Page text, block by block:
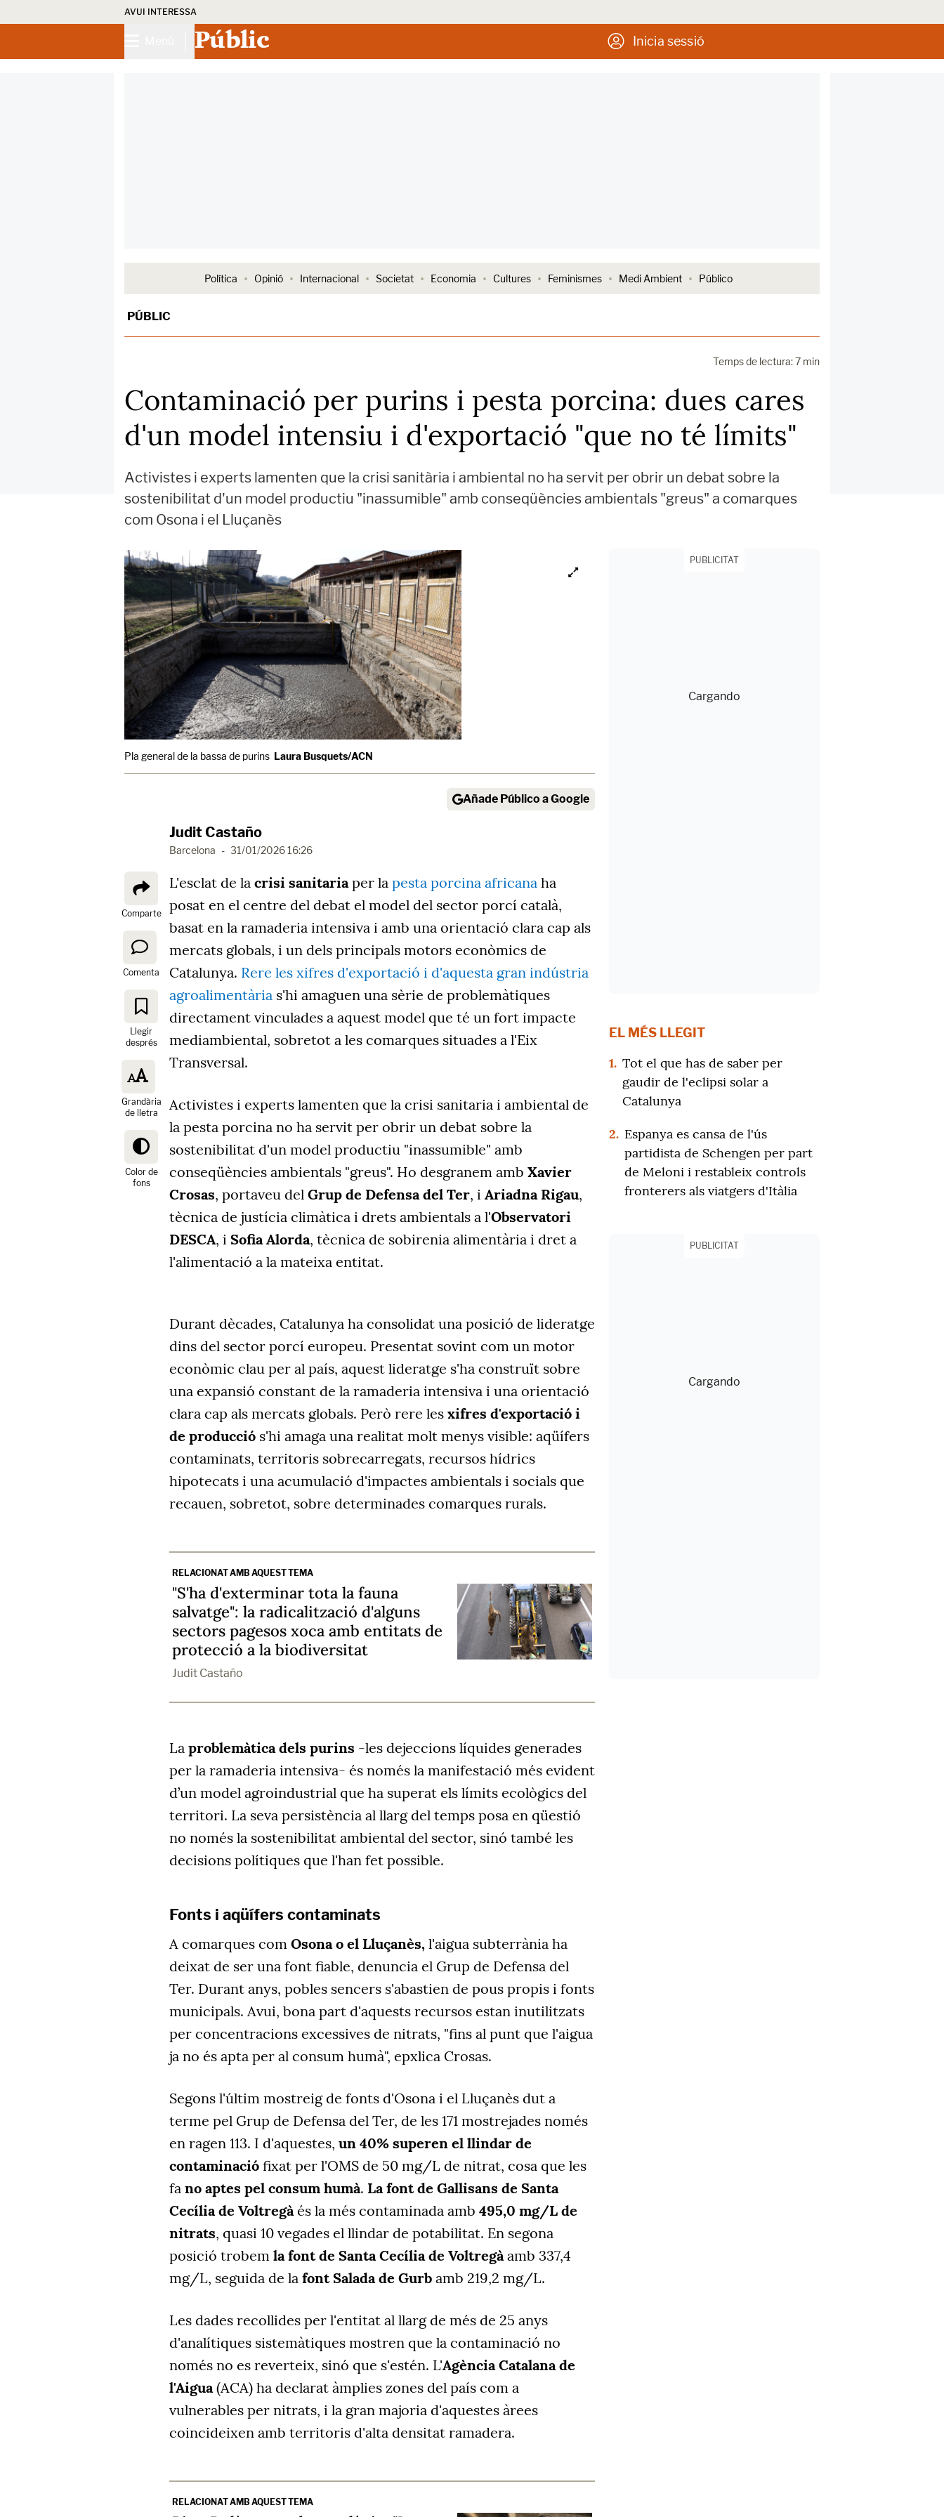
AVUI INTERESSA
Públic Inicia sessió
Política Opinió Internacional Societat Economia Cultures Feminismes Medi Ambient Público
PÚBLIC
Temps de lectura: 7 min
Contaminació per purins i pesta porcina: dues cares
d'un model intensiu i d'exportació "que no té límits"
Activistes i experts lamenten que la crisi sanitària i ambiental no ha servit per obrir un debat sobre la
sostenibilitat d'un model productiu "inassumible" amb conseqüències ambientals "greus" a comarques
com Osona i el Lluçanès
Pla general de la bassa de purins Laura Busquets/ACN
Añade Público a Google
Judit Castaño
Barcelona - 31/01/2026 16:26
Comparte
Comenta
Llegir
després
Grandària
de lletra
Color de
fons
L'esclat de la crisi sanitariaper la pesta porcina africana ha
posat en el centre del debat el model del sector porcí català,
basat en la ramaderia intensiva i amb una orientació clara cap als
mercats globals, i un dels principals motors econòmics de
Catalunya. Rere les xifres d'exportació i d'aquesta gran indústria
agroalimentària s'hi amaguen una sèrie de problemàtiques
directament vinculades a aquest model que té un fort impacte
mediambiental, sobretot a les comarques situades a l'Eix
Transversal.
Activistes i experts lamenten que la crisi sanitaria i ambiental de
la pesta porcina no ha servit per obrir un debat sobre la
sostenibilitat d'un model productiu "inassumible" amb
conseqüències ambientals "greus". Ho desgranem amb Xavier
Crosas, portaveu del Grup de Defensa del Ter, i Ariadna Rigau,
tècnica de justícia climàtica i drets ambientals a l'Observatori
DESCA, i Sofia Alorda, tècnica de sobirenia alimentària i dret a
l'alimentació a la mateixa entitat.
Durant dècades, Catalunya ha consolidat una posició de lideratge
dins del sector porcí europeu. Presentat sovint com un motor
econòmic clau per al país, aquest lideratge s'ha construït sobre
una expansió constant de la ramaderia intensiva i una orientació
clara cap als mercats globals. Però rere les xifres d'exportació i
de producció s'hi amaga una realitat molt menys visible: aqüífers
contaminats, territoris sobrecarregats, recursos hídrics
hipotecats i una acumulació d'impactes ambientals i socials que
recauen, sobretot, sobre determinades comarques rurals.
RELACIONAT AMB AQUEST TEMA
"S'ha d'exterminar tota la fauna
salvatge": la radicalització d'alguns
sectors pagesos xoca amb entitats de
protecció a la biodiversitat
Judit Castaño
La problemàtica dels purins -les dejeccions líquides generades
per la ramaderia intensiva- és només la manifestació més evident
d’un model agroindustrial que ha superat els límits ecològics del
territori. La seva persistència al llarg del temps posa en qüestió
no només la sostenibilitat ambiental del sector, sinó també les
decisions polítiques que l'han fet possible.
Fonts i aqüífers contaminats
A comarques com Osona o el Lluçanès, l'aigua subterrània ha
deixat de ser una font fiable, denuncia el Grup de Defensa del
Ter. Durant anys, pobles sencers s'abastien de pous propis i fonts
municipals. Avui, bona part d'aquests recursos estan inutilitzats
per concentracions excessives de nitrats, "fins al punt que l'aigua
ja no és apta per al consum humà", epxlica Crosas.
Segons l'últim mostreig de fonts d'Osona i el Lluçanès dut a
terme pel Grup de Defensa del Ter, de les 171 mostrejades només
en ragen 113. I d'aquestes, un 40% superen el llindar de
contaminació fixat per l'OMS de 50 mg/L de nitrat, cosa que les
fa no aptes pel consum humà. La font de Gallisans de Santa
Cecília de Voltregàés la més contaminada amb 495,0 mg/L de
nitrats, quasi 10 vegades el llindar de potabilitat. En segona
posició trobem la font de Santa Cecília de Voltregàamb 337,4
mg/L, seguida de la font Salada de Gurb amb 219,2 mg/L.
Les dades recollides per l'entitat al llarg de més de 25 anys
d'analítiques sistemàtiques mostren que la contaminació no
només no es reverteix, sinó que s'estén. L'Agència Catalana de
l'Aigua(ACA) ha declarat àmplies zones del país com a
vulnerables per nitrats, i la gran majoria d'aquestes àrees
coincideixen amb territoris d'alta densitat ramadera.
RELACIONAT AMB AQUEST TEMA
PUBLICITAT
EL MÉS LLEGIT
1. Tot el que has de saber per
gaudir de l'eclipsi solar a
Catalunya
2. Espanya es cansa de l'ús
partidista de Schengen per part
de Meloni i restableix controls
fronterers als viatgers d'Itàlia
PUBLICITAT